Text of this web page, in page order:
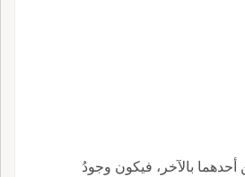
بالآخر، فيكون وجودُ